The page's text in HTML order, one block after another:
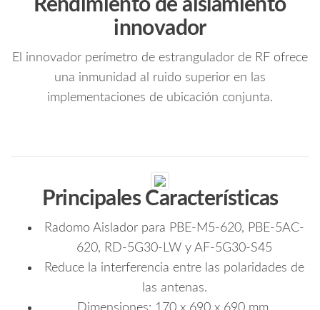
Rendimiento de aislamiento
innovador
El innovador perímetro de estrangulador de RF ofrece
una inmunidad al ruido superior en las
implementaciones de ubicación conjunta.
Principales Características
Radomo Aislador para PBE-M5-620, PBE-5AC-
620, RD-5G30-LW y AF-5G30-S45
Reduce la interferencia entre las polaridades de
las antenas.